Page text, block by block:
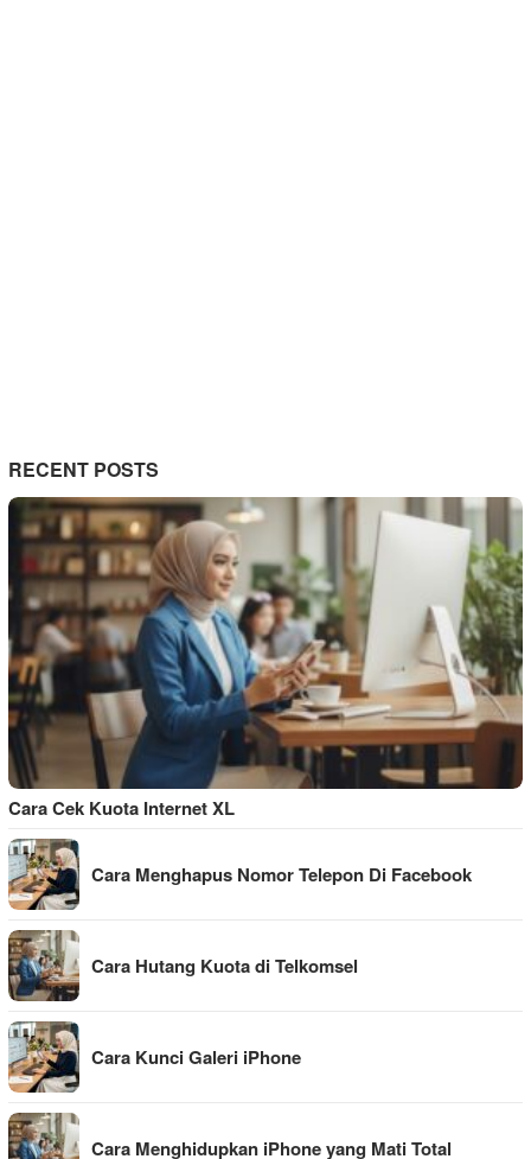
RECENT POSTS
Cara Cek Kuota Internet XL
Cara Menghapus Nomor Telepon Di Facebook
Cara Hutang Kuota di Telkomsel
Cara Kunci Galeri iPhone
Cara Menghidupkan iPhone yang Mati Total